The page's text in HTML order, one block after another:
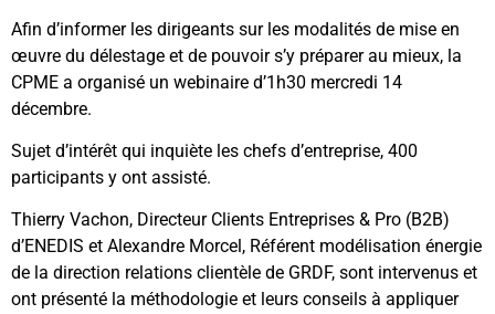
Afin d’informer les dirigeants sur les modalités de mise en
œuvre du délestage et de pouvoir s’y préparer au mieux, la
CPME a organisé un webinaire d’1h30 mercredi 14
décembre.
Sujet d’intérêt qui inquiète les chefs d’entreprise, 400
participants y ont assisté.
Thierry Vachon, Directeur Clients Entreprises & Pro (B2B)
d’ENEDIS et Alexandre Morcel, Référent modélisation énergie
de la direction relations clientèle de GRDF, sont intervenus et
ont présenté la méthodologie et leurs conseils à appliquer